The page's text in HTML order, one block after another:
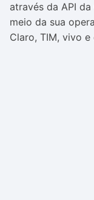
através da API
meio da sua
Claro, TIM, vivo